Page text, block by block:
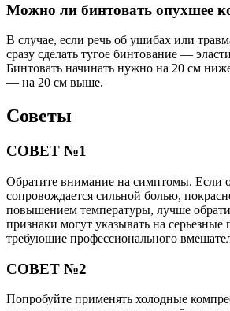
Можно ли бинтовать опухшее
В случае, если речь об ушибах или
сразу сделать тугое бинтование —
Бинтовать начинать нужно на 20 см
— на 20 см выше.
Советы
СОВЕТ №1
Обратите внимание на симптомы. Если
сопровождается сильной болью,
повышением температуры, лучше
признаки могут указывать на серьезные
требующие профессионального
СОВЕТ №2
Попробуйте применять холодные